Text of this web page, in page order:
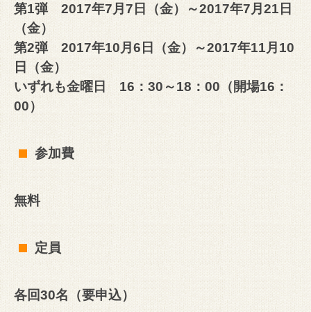
第1弾 2017年7月7日（金）～2017年7月21日
（金）
第2弾 2017年10月6日（金）～2017年11月10
日（金）
いずれも金曜日 16：30～18：00（開場16：
00）
参加費
無料
定員
各回30名（要申込）